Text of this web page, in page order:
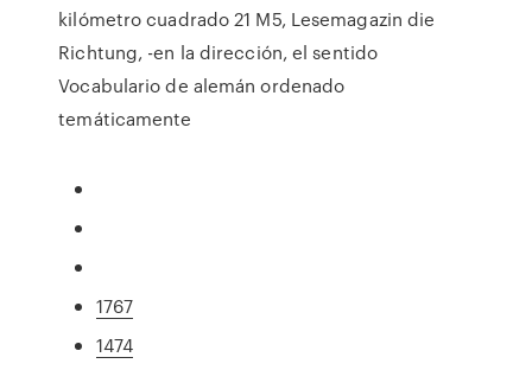
kilómetro cuadrado 21 M5, Lesemagazin die
Richtung, -en la dirección, el sentido
Vocabulario de alemán ordenado
temáticamente
1767
1474